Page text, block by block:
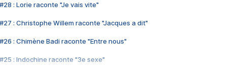
#28 : Lorie raconte "Je vais vite"
#27 : Christophe Willem raconte "Jacques a dit"
#26 : Chimène Badi raconte "Entre nous"
#25 : Indochine raconte "3e sexe"